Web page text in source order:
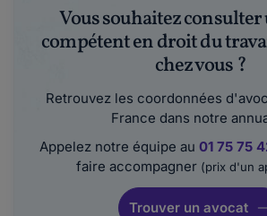
Vous souhaitez consulter
compétent en droit du
chez vous ?
Retrouvez les coordonnées
France dans notre
Appelez notre équipe au 01 75 75
faire accompagner (prix d'un
Trouver un avocat